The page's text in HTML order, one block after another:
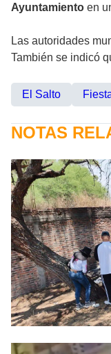
Ayuntamiento en
Las autoridades
También se indicó
El Salto
NOTAS